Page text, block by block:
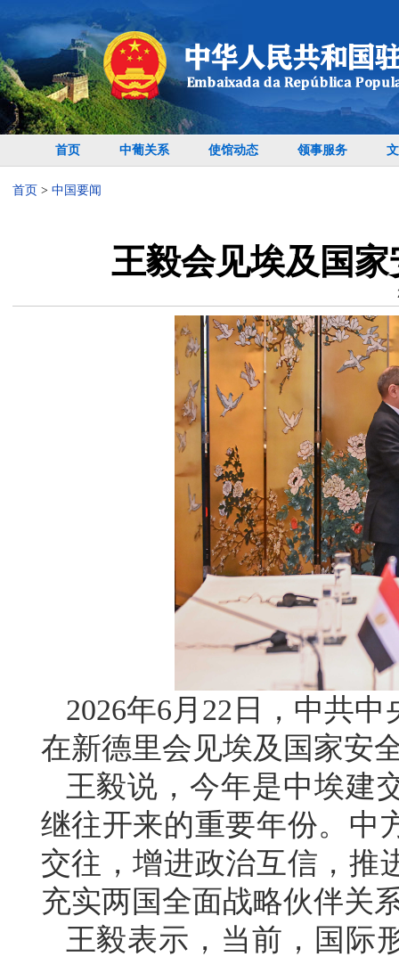
首页 中葡关系 使馆动态 领事服务
首页 > 中国要闻
王毅会见埃及国
2026年6月22日，中共
在新德里会见埃及国家安
王毅说，今年是中埃建
继往开来的重要年份。中
交往，增进政治互信，推
充实两国全面战略伙伴关
王毅表示，当前，国际